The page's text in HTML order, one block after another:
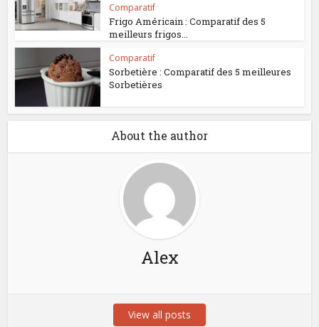
Comparatif
Frigo Américain : Comparatif des 5
meilleurs frigos...
Comparatif
Sorbetière : Comparatif des 5 meilleures
Sorbetières
About the author
Alex
View all posts